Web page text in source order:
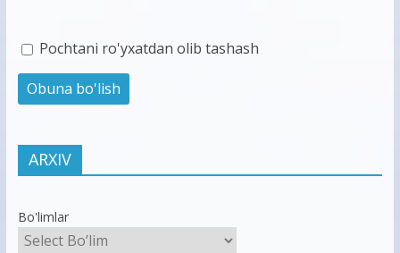
Pochtani ro'yxatdan olib tashash
ARXIV
Bo'limlar